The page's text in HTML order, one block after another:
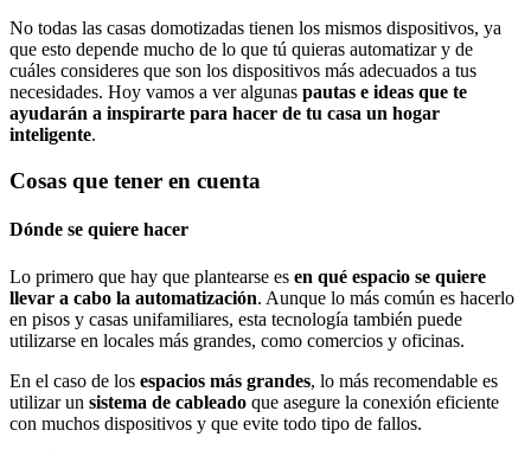
No todas las casas domotizadas tienen los mismos dispositivos, ya
que esto depende mucho de lo que tú quieras automatizar y de
cuáles consideres que son los dispositivos más adecuados a tus
necesidades. Hoy vamos a ver algunas pautas e ideas que te
ayudarán a inspirarte para hacer de tu casa un hogar
inteligente.
Cosas que tener en cuenta
Dónde se quiere hacer
Lo primero que hay que plantearse es en qué espacio se quiere
llevar a cabo la automatización. Aunque lo más común es hacerlo
en pisos y casas unifamiliares, esta tecnología también puede
utilizarse en locales más grandes, como comercios y oficinas.
En el caso de los espacios más grandes, lo más recomendable es
utilizar un sistema de cableado que asegure la conexión eficiente
con muchos dispositivos y que evite todo tipo de fallos.